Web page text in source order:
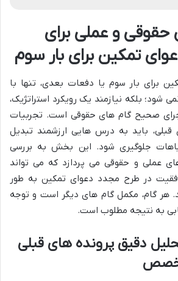
حقوقی و عملی برای
تمکین برای بار سوم
برای بار سوم یا دفعات بعدی، تنها با
شود؛ بلکه نیازمند یک رویکرد استراتژیک،
صحیح گام های حقوقی است. تجربیات
باید به درس هایی ارزشمند تبدیل
جلوگیری شود. این بخش به بررسی
های عملی و حقوقی می پردازد که می تواند
در طرح مجدد دعوای تمکین به طور
هر گام، مکمل گام های دیگر است و توجه
به نتیجه مطلوب است.
دقیق پرونده های قبلی